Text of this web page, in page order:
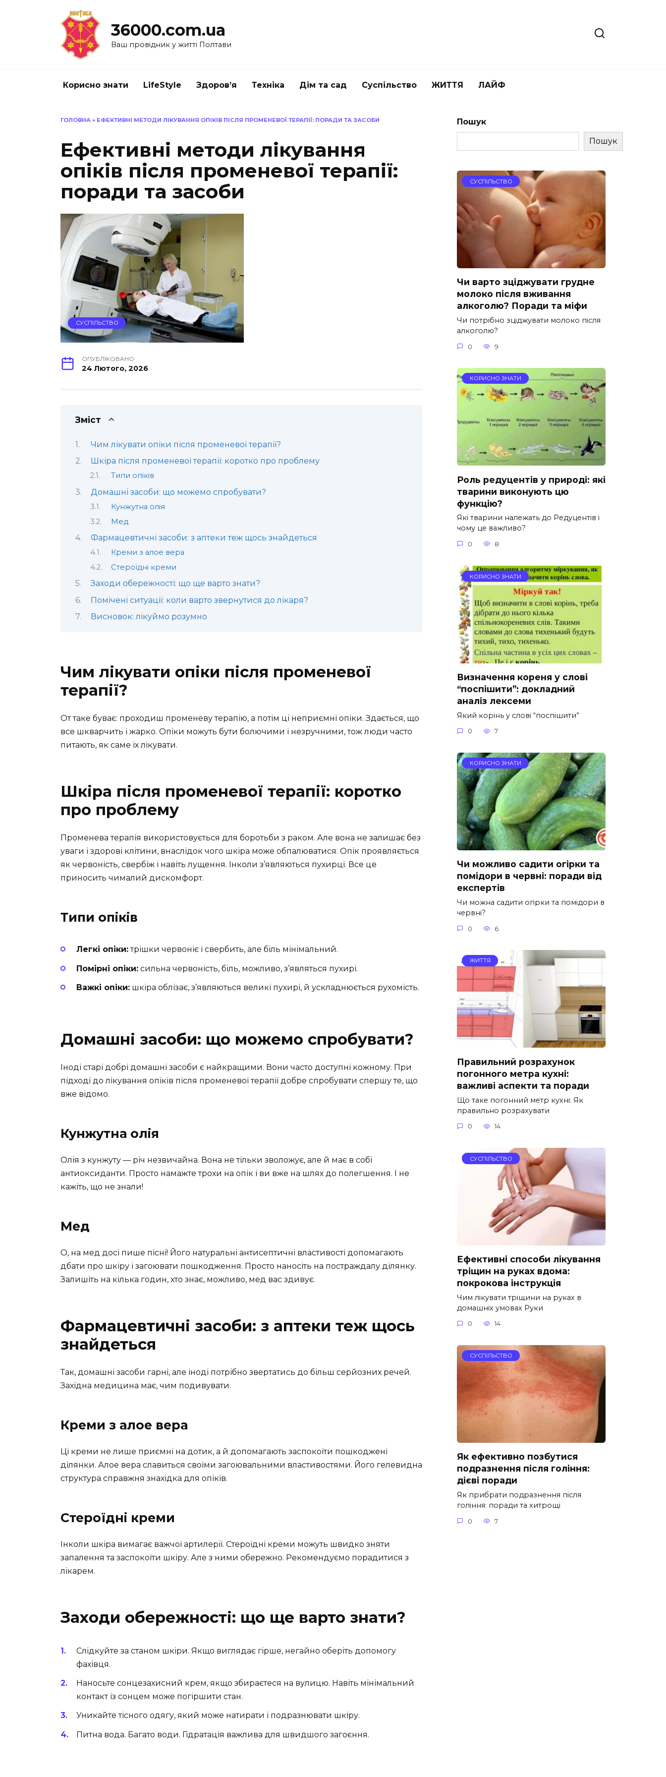
36000.com.ua
Ваш провідник у житті Полтави
Корисно знати LifeStyle Здоров’я Техніка Дім та сад Суспільство ЖИТТЯ ЛАЙФ
ГОЛОВНА » ЕФЕКТИВНІ МЕТОДИ ЛІКУВАННЯ ОПІКІВ ПІСЛЯ ПРОМЕНЕВОЇ ТЕРАПІЇ: ПОРАДИ ТА ЗАСОБИ
Ефективні методи лікування
опіків після променевої терапії:
поради та засоби
СУСПІЛЬСТВО
ОПУБЛІКОВАНО
24 Лютого, 2026
Зміст
Чим лікувати опіки після променевої терапії?
Шкіра після променевої терапії: коротко про проблему
Типи опіків
Домашні засоби: що можемо спробувати?
Кунжутна олія
Мед
Фармацевтичні засоби: з аптеки теж щось знайдеться
Креми з алое вера
Стероїдні креми
Заходи обережності: що ще варто знати?
Помічені ситуації: коли варто звернутися до лікаря?
Висновок: лікуймо розумно
Чим лікувати опіки після променевої
терапії?
От таке буває: проходиш променеву терапію, а потім ці неприємні опіки. Здається, що
все шкварчить і жарко. Опіки можуть бути болючими і незручними, тож люди часто
питають, як саме їх лікувати.
Шкіра після променевої терапії: коротко
про проблему
Променева терапія використовується для боротьби з раком. Але вона не залишає без
уваги і здорові клітини, внаслідок чого шкіра може обпалюватися. Опік проявляється
як червоність, свербіж і навіть лущення. Інколи з’являються пухирці. Все це
приносить чималий дискомфорт.
Типи опіків
Легкі опіки:трішки червоніє і свербить, але біль мінімальний.
Помірні опіки: сильна червоність, біль, можливо, з’являться пухирі.
Важкі опіки: шкіра облізає, з’являються великі пухирі, й ускладнюється рухомість.
Домашні засоби: що можемо спробувати?
Іноді старі добрі домашні засоби є найкращими. Вони часто доступні кожному. При
підході до лікування опіків після променевої терапії добре спробувати спершу те, що
вже відомо.
Кунжутна олія
Олія з кунжуту — річ незвичайна. Вона не тільки зволожує, але й має в собі
антиоксиданти. Просто намажте трохи на опік і ви вже на шлях до полегшення. І не
кажіть, що не знали!
Мед
О, на мед досі пише пісні! Його натуральні антисептичні властивості допомагають
дбати про шкіру і загоювати пошкодження. Просто наносіть на постраждалу ділянку.
Залишіть на кілька годин, хто знає, можливо, мед вас здивує.
Фармацевтичні засоби: з аптеки теж щось
знайдеться
Так, домашні засоби гарні, але іноді потрібно звертатись до більш серйозних речей.
Західна медицина має, чим подивувати.
Креми з алое вера
Ці креми не лише приємні на дотик, а й допомагають заспокоїти пошкоджені
ділянки. Алое вера славиться своїми загоювальними властивостями. Його гелевидна
структура справжня знахідка для опіків.
Стероїдні креми
Інколи шкіра вимагає важчої артилерії. Стероїдні креми можуть швидко зняти
запалення та заспокоїти шкіру. Але з ними обережно. Рекомендуємо порадитися з
лікарем.
Заходи обережності: що ще варто знати?
Слідкуйте за станом шкіри. Якщо виглядає гірше, негайно оберіть допомогу
фахівця.
Наносьте сонцезахисний крем, якщо збираєтеся на вулицю. Навіть мінімальний
контакт із сонцем може погіршити стан.
Уникайте тісного одягу, який може натирати і подразнювати шкіру.
Питна вода. Багато води. Гідратація важлива для швидшого загоєння.
Пошук
Пошук
СУСПІЛЬСТВО
Чи варто зціджувати грудне
молоко після вживання
алкоголю? Поради та міфи
Чи потрібно зціджувати молоко після
алкоголю?
0 9
КОРИСНО ЗНАТИ
Роль редуцентів у природі: які
тварини виконують цю
функцію?
Які тварини належать до Редуцентів і
чому це важливо?
0 8
КОРИСНО ЗНАТИ
Визначення кореня у слові
“поспішити”: докладний
аналіз лексеми
Який корінь у слові “поспішити”
0 7
КОРИСНО ЗНАТИ
Чи можливо садити огірки та
помідори в червні: поради від
експертів
Чи можна садити огірки та помідори в
червні?
0 6
ЖИТТЯ
Правильний розрахунок
погонного метра кухні:
важливі аспекти та поради
Що таке погонний метр кухні: Як
правильно розрахувати
0 14
СУСПІЛЬСТВО
Ефективні способи лікування
тріщин на руках вдома:
покрокова інструкція
Чим лікувати тріщини на руках в
домашніх умовах Руки
0 14
СУСПІЛЬСТВО
Як ефективно позбутися
подразнення після гоління:
дієві поради
Як прибрати подразнення після
гоління: поради та хитрощі
0 7